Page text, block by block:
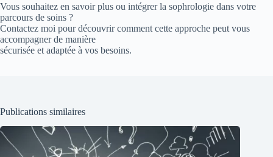
Vous souhaitez en savoir plus ou intégrer la sophrologie dans votre
parcours de soins ?
Contactez moi pour découvrir comment cette approche peut vous
accompagner de manière
sécurisée et adaptée à vos besoins.
Publications similaires